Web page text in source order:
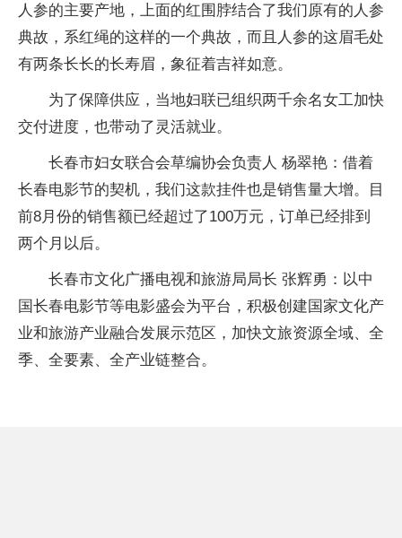
人参的主要产地，上面的红围脖结合了我们原有的人参
典故，系红绳的这样的一个典故，而且人参的这眉毛处
有两条长长的长寿眉，象征着吉祥如意。
为了保障供应，当地妇联已组织两千余名女工加快
交付进度，也带动了灵活就业。
长春市妇女联合会草编协会负责人 杨翠艳：借着
长春电影节的契机，我们这款挂件也是销售量大增。目
前8月份的销售额已经超过了100万元，订单已经排到
两个月以后。
长春市文化广播电视和旅游局局长 张辉勇：以中
国长春电影节等电影盛会为平台，积极创建国家文化产
业和旅游产业融合发展示范区，加快文旅资源全域、全
季、全要素、全产业链整合。